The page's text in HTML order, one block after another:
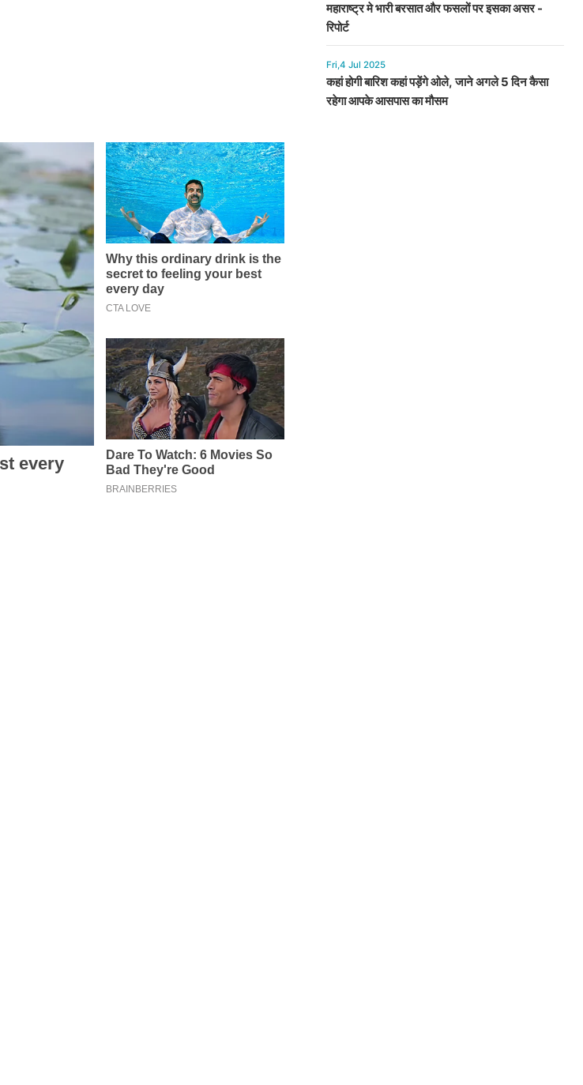
महाराष्ट्र मे भारी बरसात और फसलों पर इसका असर -
रिपोर्ट
Fri,4 Jul 2025
कहां होगी बारिश कहां पड़ेंगे ओले, जाने अगले 5 दिन कैसा
रहेगा आपके आसपास का मौसम